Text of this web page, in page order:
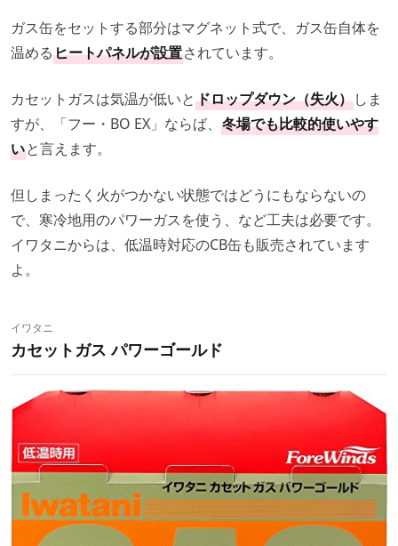
ガス缶をセットする部分はマグネット式で、ガス缶自体を
温めるヒートパネルが設置されています。
カセットガスは気温が低いとドロップダウン（失火）しま
すが、「フー・BO EX」ならば、 冬場でも比較的使いやす
いと言えます。
但しまったく火がつかない状態ではどうにもならないの
で、寒冷地用のパワーガスを使う、など工夫は必要です。
イワタニからは、低温時対応のCB缶も販売されています
よ。
イワタニ
カセットガス パワーゴールド